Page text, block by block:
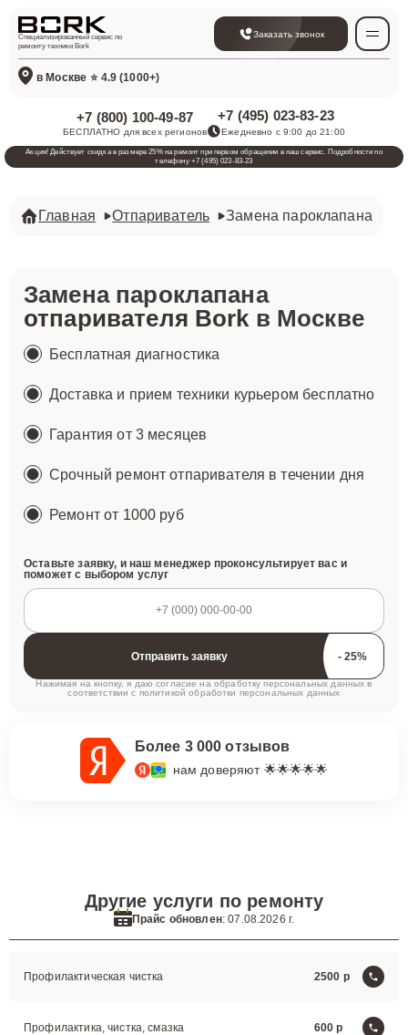
Специализированный сервис по
ремонту техники Bork
Заказать звонок
в Москве ⭐ 4.9 (1000+)
+7 (800) 100-49-87
БЕСПЛАТНО для всех регионов
+7 (495) 023-83-23
Ежедневно с 9:00 до 21:00
Акция! Действует скидка в размере 25% на ремонт при первом обращении в наш сервис. Подробности по
телефону +7 (495) 023-83-23
Главная Отпариватель Замена пароклапана
Замена пароклапана
отпаривателя Borkв Москве
Бесплатная диагностика
Доставка и прием техники курьером бесплатно
Гарантия от 3 месяцев
Срочный ремонт отпаривателя в течении дня
Ремонтот 1000 руб
Оставьте заявку, и наш менеджер проконсультирует вас и
поможет с выбором услуг
Отправить заявку
Нажимая на кнопку, я даю согласие на обработку персональных данных в
соответствии с политикой обработки персональных данных
Более 3 000 отзывов
нам доверяют 🌟🌟🌟🌟🌟
Другие услуги по ремонту
Прайс обновлен: 07.08.2026 г.
Профилактическая чистка 2500
Профилактика, чистка, смазка 600